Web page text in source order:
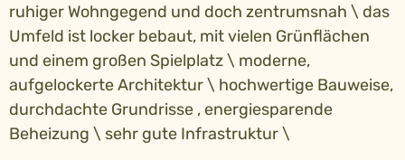
ruhiger Wohngegend und doch zentrumsnah \ das
Umfeld ist locker bebaut, mit vielen Grünflächen
und einem großen Spielplatz \ moderne,
aufgelockerte Architektur \ hochwertige Bauweise,
durchdachte Grundrisse , energiesparende
Beheizung \ sehr gute Infrastruktur \